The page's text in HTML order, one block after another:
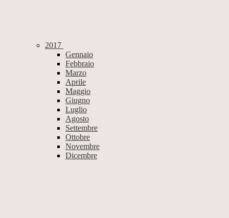
2017
Gennaio
Febbraio
Marzo
Aprile
Maggio
Giugno
Luglio
Agosto
Settembre
Ottobre
Novembre
Dicembre